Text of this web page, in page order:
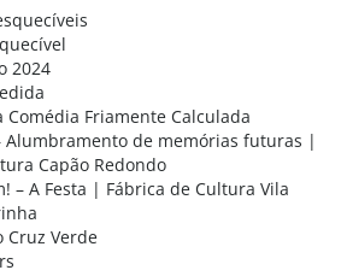
2024
Comédia Friamente Calculada
Alumbramento de memórias futuras |
Capão Redondo
– A Festa | Fábrica de Cultura Vila
Cruz Verde